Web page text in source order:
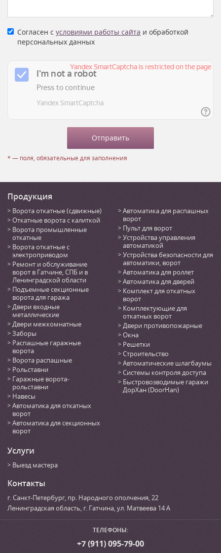
Согласен с условиями работы сайта и обработкой
персональных данных
* — поля, обязательные для заполнения
Продукция
Ворота откатные (сдвижные)
Откатные ворота с калиткой
Ворота промышленные
откатные
Ворота откатные с
электроприводом
Ремонт и обслуживание
ворот в Гатчине, СПБ и в
Ленинградской области
Подъемные секционные
ворота для гаража
Двери входные
металлические
Двери межкомнатные
Заборы
Распашные гаражные
ворота
Ворота распашные
Рольставни
Гаражные ворота-
рольставни
Навесы
Автоматика для откатных
ворот
Автоматика для секционных
ворот
Автоматика для распашных
ворот
Пульт для ворот
Устройства управления
автоматикой
Устройства безопасности для
автоматики, ворот
Автоматика для роллет
Автоматика для дверей
Комплект для откатных
ворот
Комплектующие для
откатных ворот
Двери противопожарные
Окна
Решетки
Строительство
Автоматические шлагбаумы
Системы контроля доступа
Быстровозводимые гаражи
ДорХан (DoorHan)
Услуги
Выезд мастера
Контакты
г. Санкт-Петербург, пр. Народного ополчения, 22
Ленинградская область, г. Гатчина,ул. Матвеева 14 А
ТЕЛЕФОНЫ:
+7 (911) 095-79-00